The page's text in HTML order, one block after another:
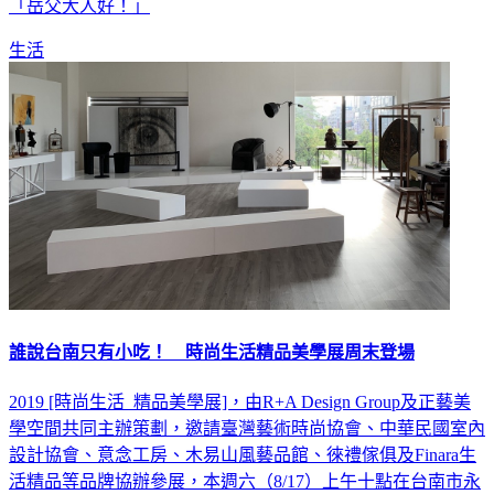
「岳父大人好！」
生活
誰說台南只有小吃！ 時尚生活精品美學展周末登場
2019 [時尚生活 精品美學展]，由R+A Design Group及正藝美
學空間共同主辦策劃，邀請臺灣藝術時尚協會、中華民國室內
設計協會、意念工房、木易山風藝品館、徠禮傢俱及Finara生
活精品等品牌協辦參展，本週六（8/17）上午十點在台南市永